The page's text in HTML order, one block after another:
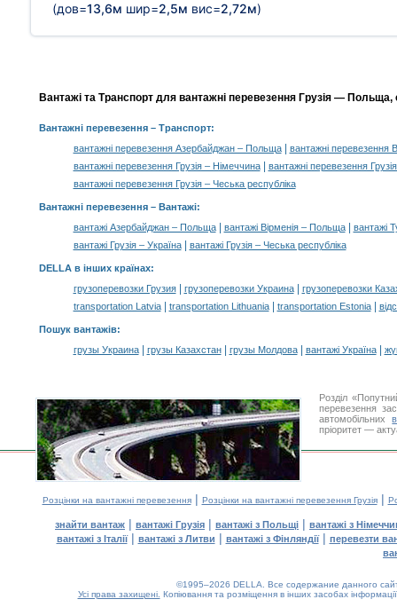
(дов=13,6м шир=2,5м вис=2,72м)
Вантажі та Транспорт для вантажні перевезення Грузія — Польща,
Вантажні перевезення– Транспорт:
вантажні перевезення Азербайджан – Польща|
вантажні перевезення
вантажні перевезення Грузія – Німеччина|
вантажні перевезення
вантажні перевезення Грузія – Чеська республіка
Вантажні перевезення – Вантажі:
вантажі Азербайджан – Польща| вантажі Вірменія – Польща|
вантажі
вантажі Грузія – Україна| вантажі Грузія – Чеська республіка
DELLA в інших країнах:
грузоперевозки Грузия| грузоперевозки Украина|
грузоперевозки
transportation Latvia| transportation Lithuania| transportation Estonia|
Пошук вантажів:
грузы Украина| грузы Казахстан| грузы Молдова| вантажі Україна|
Розділ
перевезення
автомобільних
пріоритет —
Розцінки на вантажні перевезення| Розцінки на вантажні перевезення Грузія|
знайти вантаж | вантажі Грузія | вантажі з Польщі | вантажі з
вантажі з Італії| вантажі з Литви | вантажі з Фінляндії| перевезти
©1995–2026 DELLA. Все содержание данного
Усі права захищені. Копіювання та розміщення в інших засобах